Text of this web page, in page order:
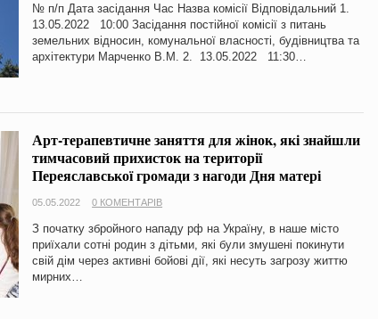
№ п/п Дата засідання Час Назва комісії Відповідальний 1.
13.05.2022 10:00 Засідання постійної комісії з питань
земельних відносин, комунальної власності, будівництва та
архітектури Марченко В.М. 2. 13.05.2022 11:30…
Арт-терапевтичне заняття для жінок, які знайшли
тимчасовий прихисток на території
Переяславської громади з нагоди Дня матері
05.05.2022 0 КОМЕНТАРІВ
З початку збройного нападу рф на Україну, в наше місто
приїхали сотні родин з дітьми, які були змушені покинути
свій дім через активні бойові дії, які несуть загрозу життю
мирних…